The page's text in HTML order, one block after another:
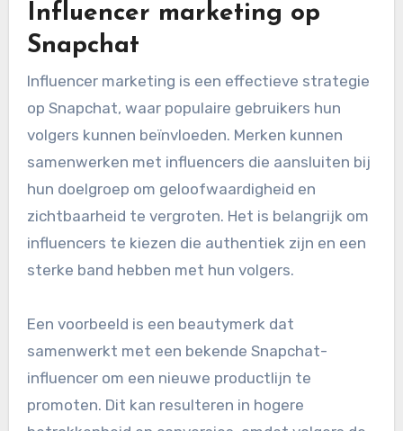
Influencer marketing op
Snapchat
Influencer marketing is een effectieve strategie
op Snapchat, waar populaire gebruikers hun
volgers kunnen beïnvloeden. Merken kunnen
samenwerken met influencers die aansluiten bij
hun doelgroep om geloofwaardigheid en
zichtbaarheid te vergroten. Het is belangrijk om
influencers te kiezen die authentiek zijn en een
sterke band hebben met hun volgers.
Een voorbeeld is een beautymerk dat
samenwerkt met een bekende Snapchat-
influencer om een nieuwe productlijn te
promoten. Dit kan resulteren in hogere